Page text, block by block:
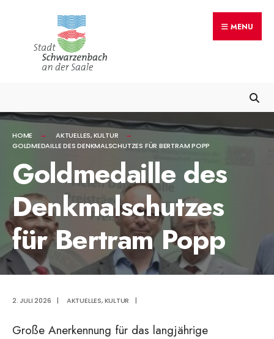
content
MENU
HOME AKTUELLES,KULTUR
GOLDMEDAILLE DES DENKMALSCHUTZES FÜR BERTRAM POPP
Goldmedaille des
Denkmalschutzes
für Bertram Popp
2. JULI 2026 | AKTUELLES,KULTUR |
Große Anerkennung für das langjährige